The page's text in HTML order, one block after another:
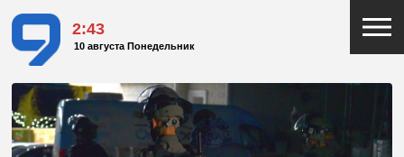
2:43
10 августа Понедельник